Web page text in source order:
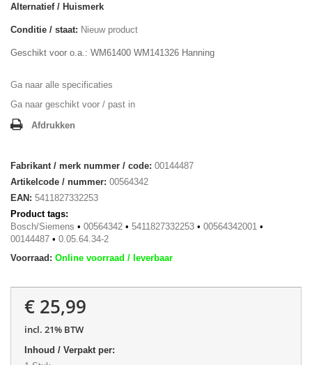
Alternatief / Huismerk
Conditie / staat: Nieuw product
Geschikt voor o.a.: WM61400 WM141326 Hanning
Ga naar alle specificaties
Ga naar geschikt voor / past in
Afdrukken
Fabrikant / merk nummer / code: 00144487
Artikelcode / nummer: 00564342
EAN: 5411827332253
Product tags:
Bosch/Siemens • 00564342 • 5411827332253 • 00564342001 •
00144487 • 0.05.64.34-2
Voorraad: Online voorraad / leverbaar
€ 25,99
incl. 21% BTW
Inhoud / Verpakt per: